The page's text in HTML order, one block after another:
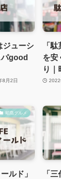
ジューシ
パgood
8月2日
「
を安
り｜
2022
昭島グルメ
ルド」
「